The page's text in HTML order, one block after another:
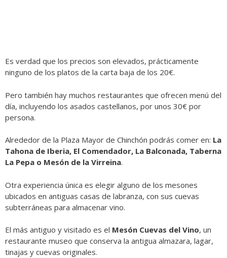
Es verdad que los precios son elevados, prácticamente
ninguno de los platos de la carta baja de los 20€.
Pero también hay muchos restaurantes que ofrecen menú del
día, incluyendo los asados castellanos, por unos 30€ por
persona.
Alrededor de la Plaza Mayor de Chinchón podrás comer en: La
Tahona de Iberia, El Comendador, La Balconada, Taberna
La Pepa o Mesón de la Virreina.
Otra experiencia única es elegir alguno de los mesones
ubicados en antiguas casas de labranza, con sus cuevas
subterráneas para almacenar vino.
El más antiguo y visitado es el Mesón Cuevas del Vino, un
restaurante museo que conserva la antigua almazara, lagar,
tinajas y cuevas originales.